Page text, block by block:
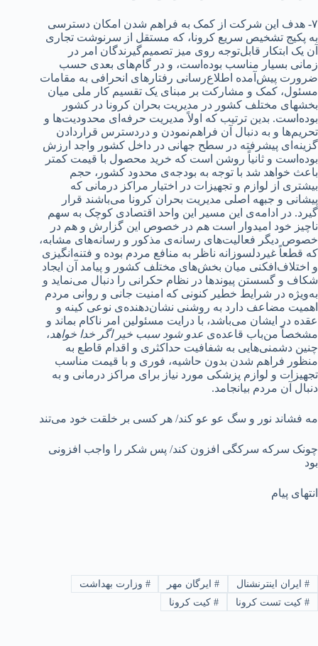
۷- هدف این شرکت از کمک به فراهم شدن امکان دسترسی
به پکیج تشخیص سریع کرونا، که مستقل از سرنوشت تجاری
آن یک ابتکار قابل‌توجه روی میز تصمیم‌گیرندگان امر در
زمانی بسیار مناسب بوده‌است، و در گام‌های بعدی حسب
ضرورت پیش‌آمده اطلاع‌رسانی رفتارهای انحرافی به مقامات
مسئول، کمک و مشارکت بر مبنای یک تقسیم کار ملی میان
بخشهای مختلف کشور در مدیریت بحران کرونا در کشور
بوده‌است. بدین ترتیب که اولاً مدیریت حرفه‌ای محدودیت‌ها و
تحریم‌ها و به دنبال آن فراهم‌نمودن و دردسترس قراردادن
گزینه‌ای پیشرفته در سطح جهانی در داخل کشور واجد ارزش
بوده‌است و ثانیاً روشن است که خرید محصول با قیمت کمتر
باعث خواهد شد با توجه به بودجه‌ی محدود کشور، حجم
بیشتری از لوازم و تجهیزات در اختیار مراکز درمانی که
پیشانی و جبهه اصلی مدیریت بحران کرونا می‌باشند قرار
گیرد. در ادامه‌ی این مسیر این واحد اقتصادی کوچک به سهم
ناچیز خود امیدوار است هم در خصوص این گزارش و هم در
خصوص دیگر فعالیت‌های رسانه‌ی مذکور و رسانه‌های مشابه،
که قطعاً غیردلسوزانه ناظر به منافع مردم بوده و فتنه‌انگیزی
و اختلاف‌افکنی میان بخش‌های مختلف کشور و پیامد آن ایجاد
شکاف و گسستن پیوندها در نظام حکرانی را دنبال می‌نماید و
به‌ویژه در شرایط خطیر کنونی که امنیت جانی و روانی مردم
اهمیت مضاعف دارد به روشنی نشان‌دهنده‌ی نوعی کینه و
عقده در ایشان می‌باشد، با درایت مسئولین امر ناکام بماند و
مشخصاً من‌باب قاعده‌ی عدو شود سبب خیر اگر خدا خواهد،
چنین دشمنی‌هایی به شفافیت حداکثری و اقدام قاطع به
منظور فراهم شدن بدون حاشیه، فوری و با قیمت مناسب
تجهیزات و لوازم پزشکی مورد نیاز برای مراکز درمانی و به
دنبال آن مردم بیانجامد.
مه فشاند نور و سگ عو عو کند/ هر کسی بر خلقت خود می‌تند
چونک سرکه سرکگی افزون کند/ پس شکر را واجب افزونی
بود
انتهای پیام
#ایران اینترنشنال #ایرگان مهر # وزارت بهداشت
#کیت تست کرونا #کیت کرونا